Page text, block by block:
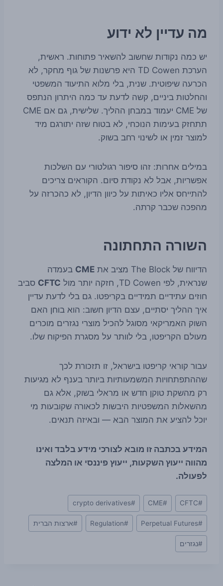
מה עדיין לא ידוע
יש כמה נקודות שחשוב להשאיר פתוחות. ראשית,
הערכת TD Cowen היא פרשנות של גוף מחקר, לא
הכרעה שיפוטית. שנית, בלי מלוא התיעוד המשפטי
והחלטות ביניים, קשה לדעת עד כמה היתרון הנתפס
של CME יעמוד במבחן ההליך. שלישית, גם אם CME
תתחזק בעימות הנוכחי, לא בטוח שזה יתורגם מיד
למוצר זמין או לשינוי רחב בשוק.
במילים אחרות: זהו סיפור רגולטורי עם השלכות
אפשריות, אבל לא נקודת סיום. הקוראים צריכים
להתייחס אליו כאיתות על כיוון הדיון, לא כהכרזה על
מהפכה שכבר קרתה.
השורה התחתונה
הדיווח של The Block מציב את CME בעמדה
שנראית, לפי TD Cowen, חזקה יותר מול
CFTC סביב
חוזים עתידיים תמידיים בקריפטו. גם בלי לדעת עדיין
איך ההליך יסתיים, עצם הדיון חשוב: הוא בוחן האם
השוק האמריקאי מסוגל להכיל מוצרי נגזרים מוכרים
מעולם הקריפטו, בלי לוותר על מסגרת הפיקוח שלו.
עבור קוראי קריפטו בישראל, זו תזכורת לכך
שההתפתחויות המשמעותיות ביותר בענף לא מגיעות
רק מהשקת טוקן חדש או מראלי בשוק, אלא גם
מהשאלות המשפטיות היבשות לכאורה שקובעות מי
יוכל להציע את המוצר הבא — ובאיזה תנאים.
המידע בכתבה זו מובא לצורכי מידע בלבד ואינו
מהווה ייעוץ השקעות, ייעוץ פיננסי או המלצה
לפעולה.
Post
Tags:
#
CFTC
#
CME
#
crypto derivatives
#
Perpetual Futures
#
Regulation
#ארצות הברית
#נגזרים